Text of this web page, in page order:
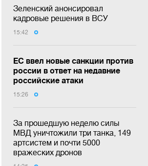
Зеленский анонсировал
кадровые решения в ВСУ
15:42
ЕС ввел новые санкции против
россии в ответ на недавние
российские атаки
15:26
За прошедшую неделю силы
МВД уничтожили три танка, 149
артсистем и почти 5000
вражеских дронов